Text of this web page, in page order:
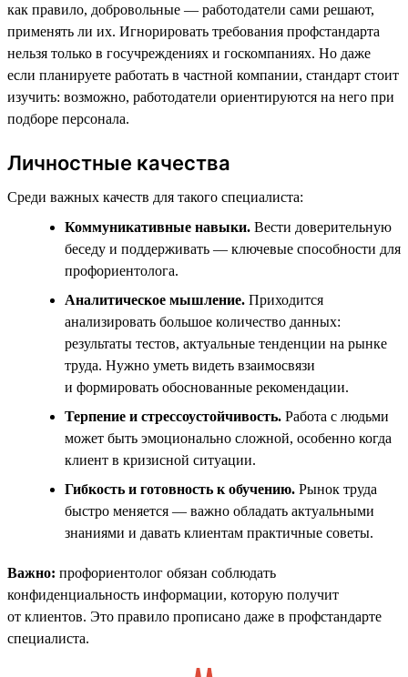
как правило, добровольные — работодатели сами решают,
применять ли их. Игнорировать требования профстандарта
нельзя только в госучреждениях и госкомпаниях. Но даже
если планируете работать в частной компании, стандарт стоит
изучить: возможно, работодатели ориентируются на него при
подборе персонала.
Личностные качества
Среди важных качеств для такого специалиста:
Коммуникативные навыки. Вести доверительную
беседу и поддерживать — ключевые способности для
профориентолога.
Аналитическое мышление. Приходится
анализировать большое количество данных:
результаты тестов, актуальные тенденции на рынке
труда. Нужно уметь видеть взаимосвязи
и формировать обоснованные рекомендации.
Терпение и стрессоустойчивость. Работа с людьми
может быть эмоционально сложной, особенно когда
клиент в кризисной ситуации.
Гибкость и готовность к обучению. Рынок труда
быстро меняется — важно обладать актуальными
знаниями и давать клиентам практичные советы.
Важно: профориентолог обязан соблюдать
конфиденциальность информации, которую получит
от клиентов. Это правило прописано даже в профстандарте
специалиста.